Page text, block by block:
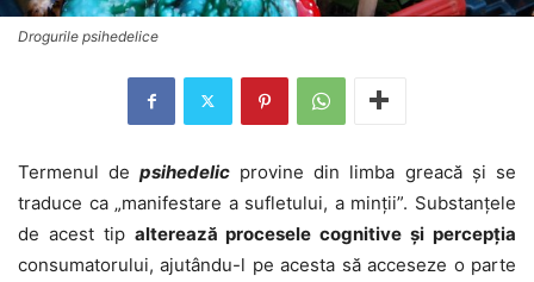
Drogurile psihedelice
Termenul de psihedelic provine din limba greacă și se
traduce ca „manifestare a sufletului, a minții”. Substanțele
de acest tip alterează procesele cognitive și percepția
consumatorului, ajutându-l pe acesta să acceseze o parte